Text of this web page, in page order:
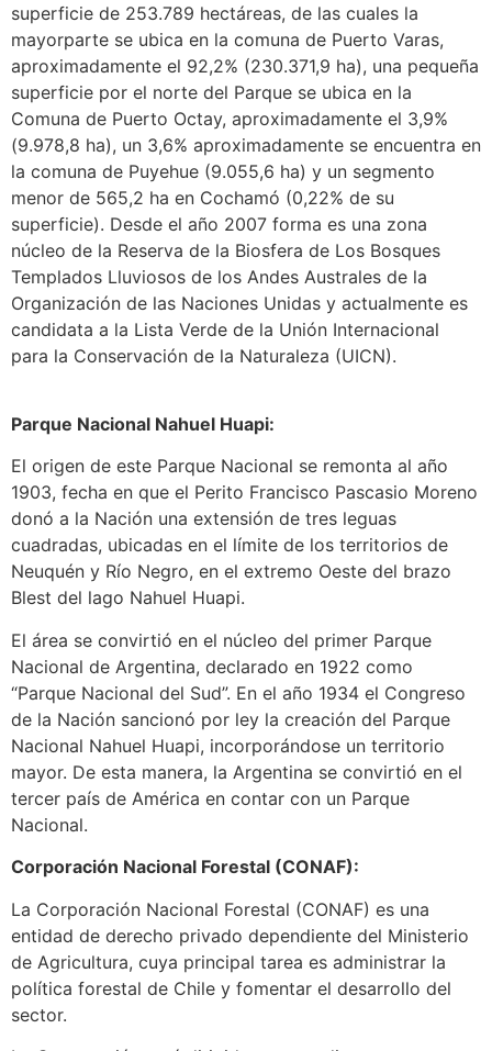
superficie de 253.789 hectáreas, de las cuales la
mayorparte se ubica en la comuna de Puerto Varas,
aproximadamente el 92,2% (230.371,9 ha), una pequeña
superficie por el norte del Parque se ubica en la
Comuna de Puerto Octay, aproximadamente el 3,9%
(9.978,8 ha), un 3,6% aproximadamente se encuentra en
la comuna de Puyehue (9.055,6 ha) y un segmento
menor de 565,2 ha en Cochamó (0,22% de su
superficie). Desde el año 2007 forma es una zona
núcleo de la Reserva de la Biosfera de Los Bosques
Templados Lluviosos de los Andes Australes de la
Organización de las Naciones Unidas y actualmente es
candidata a la Lista Verde de la Unión Internacional
para la Conservación de la Naturaleza (UICN).
Parque Nacional Nahuel Huapi:
El origen de este Parque Nacional se remonta al año
1903, fecha en que el Perito Francisco Pascasio Moreno
donó a la Nación una extensión de tres leguas
cuadradas, ubicadas en el límite de los territorios de
Neuquén y Río Negro, en el extremo Oeste del brazo
Blest del lago Nahuel Huapi.
El área se convirtió en el núcleo del primer Parque
Nacional de Argentina, declarado en 1922 como
“Parque Nacional del Sud”. En el año 1934 el Congreso
de la Nación sancionó por ley la creación del Parque
Nacional Nahuel Huapi, incorporándose un territorio
mayor. De esta manera, la Argentina se convirtió en el
tercer país de América en contar con un Parque
Nacional.
Corporación Nacional Forestal (CONAF):
La Corporación Nacional Forestal (CONAF) es una
entidad de derecho privado dependiente del Ministerio
de Agricultura, cuya principal tarea es administrar la
política forestal de Chile y fomentar el desarrollo del
sector.